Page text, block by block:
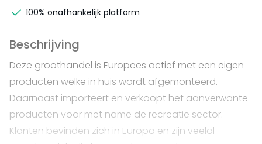
100% onafhankelijk platform
Beschrijving
Deze groothandel is Europees actief met een eigen
producten welke in huis wordt afgemonteerd.
Daarnaast importeert en verkoopt het aanverwante
producten voor met name de recreatie sector.
Klanten bevinden zich in Europa en zijn veelal